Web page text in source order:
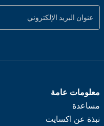
معلومات عامة
مساعدة
نبذة عن اكسايت